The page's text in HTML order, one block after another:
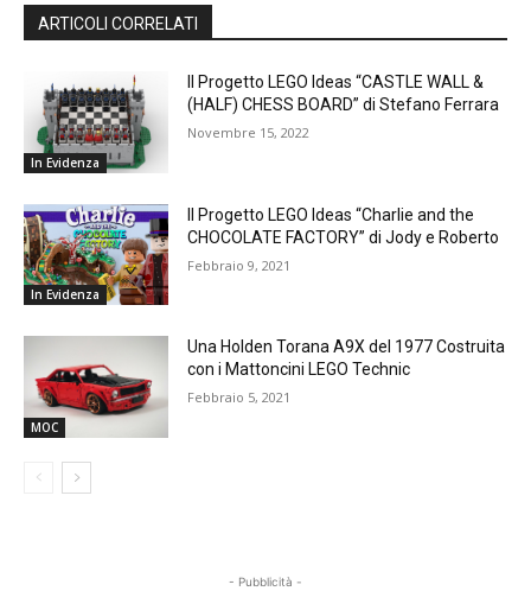
ARTICOLI CORRELATI
In Evidenza
Il Progetto LEGO Ideas “CASTLE WALL &
(HALF) CHESS BOARD” di Stefano Ferrara
Novembre 15, 2022
In Evidenza
Il Progetto LEGO Ideas “Charlie and the
CHOCOLATE FACTORY” di Jody e Roberto
Febbraio 9, 2021
MOC
Una Holden Torana A9X del 1977 Costruita
con i Mattoncini LEGO Technic
Febbraio 5, 2021
- Pubblicità -